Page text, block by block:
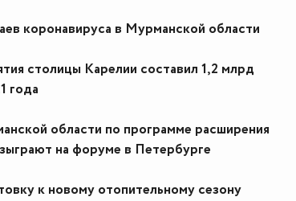
коронавируса в Мурманской области
столицы Карелии составил 1,2 млрд
года
области по программе расширения
на форуме в Петербурге
к новому отопительному сезону